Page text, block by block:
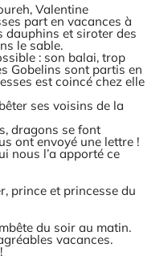
Valentine
part en vacances à
dauphins et siroter des
le sable.
: son balai, trop
Gobelins sont partis en
est coincé chez elle
ses voisins de la
dragons se font
ont envoyé une lettre !
nous l’a apporté ce
prince et princesse du
du soir au matin.
vacances.